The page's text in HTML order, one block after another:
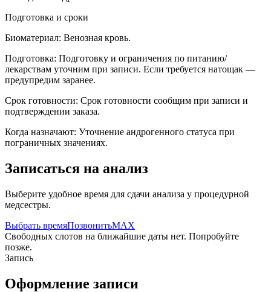
Подготовка и сроки
Биоматериал: Венозная кровь.
Подготовка: Подготовку и ограничения по питанию/
лекарствам уточним при записи. Если требуется натощак —
предупредим заранее.
Срок готовности: Срок готовности сообщим при записи и
подтверждении заказа.
Когда назначают: Уточнение андрогенного статуса при
пограничных значениях.
Записаться на анализ
Выберите удобное время для сдачи анализа у процедурной
медсестры.
Выбрать времяПозвонитьMAX
Свободных слотов на ближайшие даты нет. Попробуйте
позже.
Запись
Оформление записи